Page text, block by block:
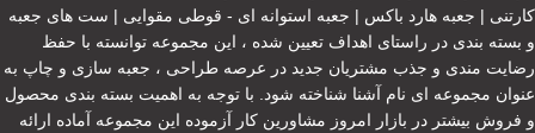
کارتنی | جعبه هارد باکس | جعبه استوانه ای - قوطی مقوایی | ست های جعبه
و بسته بندی در راستای اهداف تعیین شده ، این مجموعه توانسته با حفظ
رضایت مندی و جذب مشتریان جدید در عرصه طراحی ، جعبه سازی و چاپ به
عنوان مجموعه ای نام آشنا شناخته شود. با توجه به اهمیت بسته بندی محصول
و فروش بیشتر در بازار امروز مشاورین کار آزموده این مجموعه آماده ارائه